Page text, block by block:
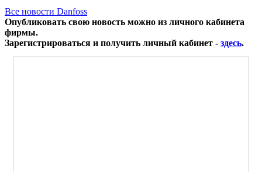
Все новости Danfoss
Опубликовать свою новость можно из личного кабинета
фирмы.
Зарегистрироваться и получить личный кабинет - здесь.